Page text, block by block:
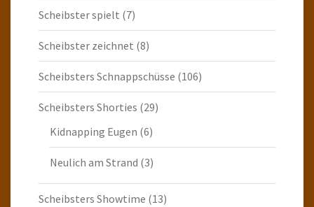
Scheibster spielt (7)
Scheibster zeichnet (8)
Scheibsters Schnappschüsse (106)
Scheibsters Shorties (29)
Kidnapping Eugen (6)
Neulich am Strand (3)
Scheibsters Showtime (13)